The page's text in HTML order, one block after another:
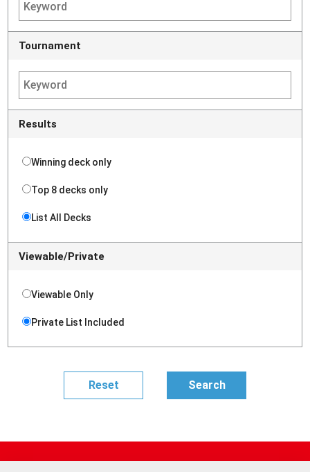
Tournament
Results
Winning deck only
Top 8 decks only
List All Decks
Viewable/Private
Viewable Only
Private List Included